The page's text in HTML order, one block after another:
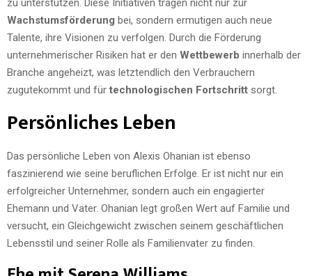
Wachstumsförderung bei, sondern ermutigen auch neue
Talente, ihre Visionen zu verfolgen. Durch die Förderung
unternehmerischer Risiken hat er den Wettbewerb innerhalb der
Branche angeheizt, was letztendlich den Verbrauchern
zugutekommt und für technologischen Fortschritt sorgt.
Persönliches Leben
Das persönliche Leben von Alexis Ohanian ist ebenso
faszinierend wie seine beruflichen Erfolge. Er ist nicht nur ein
erfolgreicher Unternehmer, sondern auch ein engagierter
Ehemann und Vater. Ohanian legt großen Wert auf Familie und
versucht, ein Gleichgewicht zwischen seinem geschäftlichen
Lebensstil und seiner Rolle als Familienvater zu finden.